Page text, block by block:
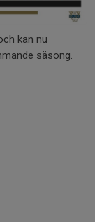
kan nu
säsong.